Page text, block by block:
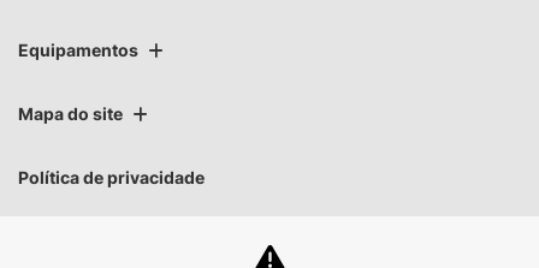
Equipamentos
Mapa do site
Política de privacidade